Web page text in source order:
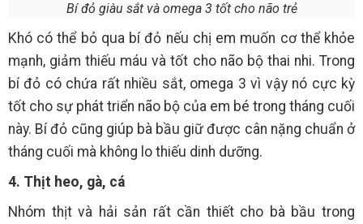
Bí đỏ giàu sắt và omega 3 tốt cho não trẻ
Khó có thể bỏ qua bí đỏ nếu chị em muốn cơ thể khỏe
mạnh, giảm thiếu máu và tốt cho não bộ thai nhi. Trong
bí đỏ có chứa rất nhiều sắt, omega 3 vì vậy nó cực kỳ
tốt cho sự phát triển não bộ của em bé trong tháng cuối
này. Bí đỏ cũng giúp bà bầu giữ được cân nặng chuẩn ở
tháng cuối mà không lo thiếu dinh dưỡng.
4. Thịt heo, gà, cá
Nhóm thịt và hải sản rất cần thiết cho bà bầu trong